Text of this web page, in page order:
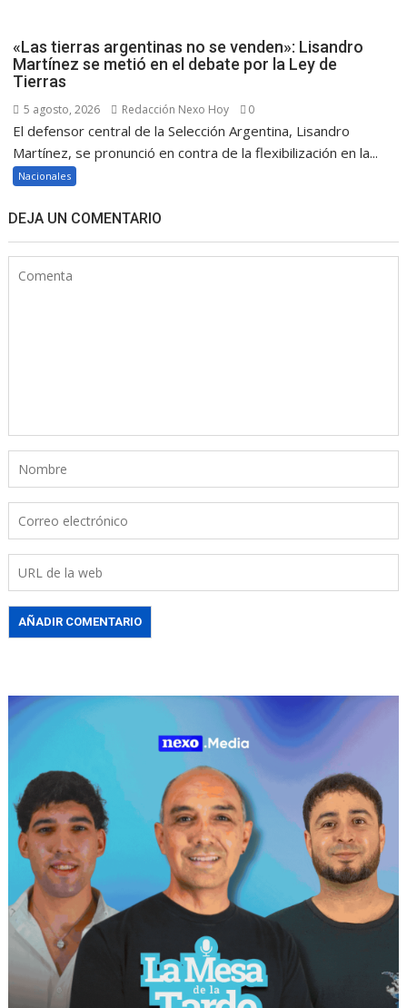
«Las tierras argentinas no se venden»: Lisandro
Martínez se metió en el debate por la Ley de
Tierras
5 agosto, 2026 Redacción Nexo Hoy 0
El defensor central de la Selección Argentina, Lisandro
Martínez, se pronunció en contra de la flexibilización en la...
Nacionales
DEJA UN COMENTARIO